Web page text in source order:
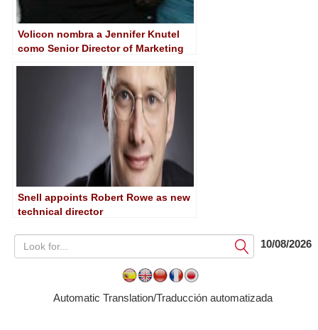
Volicon nombra a Jennifer Knutel
como Senior Director of Marketing
Snell appoints Robert Rowe as new
technical director
Submit10/08/2026
Automatic Translation/Traducción automatizada